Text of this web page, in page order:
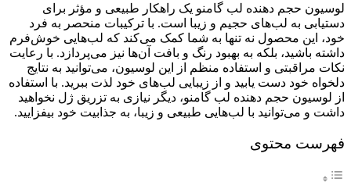
لوسیون حجم دهنده لب گامنو یک راهکار طبیعی و مؤثر برای
دستیابی به لب‌های حجیم و زیبا است. با ترکیبات منحصر به فرد
خود، این محصول نه تنها به شما کمک می‌کند که لب‌هایی خوش‌فرم
داشته باشید، بلکه به بهبود رنگ و بافت آن‌ها نیز می‌پردازد. با رعایت
نکات مراقبتی و استفاده منظم از این لوسیون، می‌توانید به نتایج
دلخواه خود دست یابید و از زیبایی لب‌های خود لذت ببرید. با استفاده
از لوسیون حجم دهنده لب گامنو، دیگر نیازی به تزریق ژل نخواهید
داشت و می‌توانید با لب‌هایی طبیعی و زیبا، به جذابیت خود بیفزایید.
فهرست محتوی